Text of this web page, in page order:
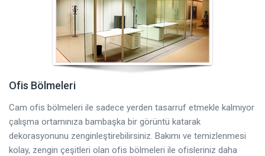
Ofis Bölmeleri
Cam ofis bölmeleri ile sadece yerden tasarruf etmekle kalmıyor
çalışma ortamınıza bambaşka bir görüntü katarak
dekorasyonunu zenginleştirebilirsiniz. Bakımı ve temizlenmesi
kolay, zengin çeşitleri olan ofis bölmeleri ile ofisleriniz daha